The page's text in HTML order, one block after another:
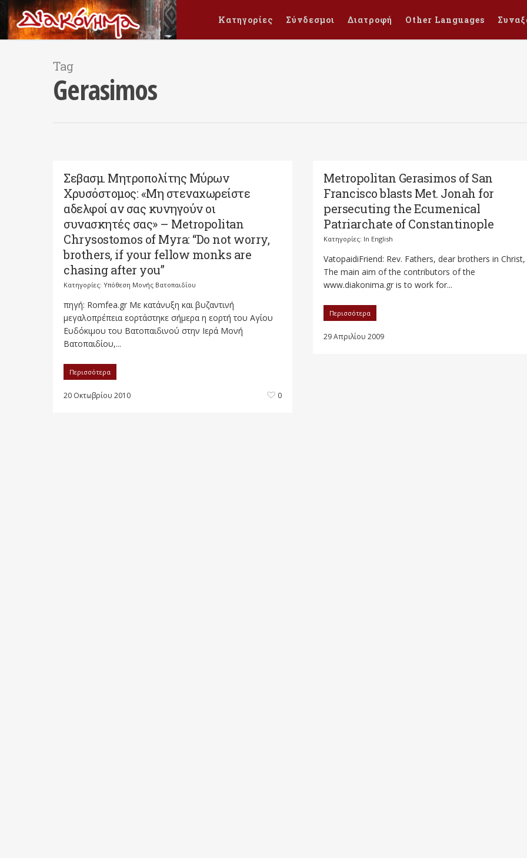
Κατηγορίες Σύνδεσμοι Διατροφή Other Languages
Tag
Gerasimos
Σεβασμ. Μητροπολίτης Μύρων
Χρυσόστομος: «Μη στεναχωρείστε
αδελφοί αν σας κυνηγούν οι
συνασκητές σας» – Metropolitan
Chrysostomos of Myra: “Do not worry,
brothers, if your fellow monks are
chasing after you”
Κατηγορίες: Υπόθεση Μονής Βατοπαιδίου
πηγή: Romfea.gr Με κατάνυξη και βυζαντινή
μεγαλοπρέπεια εορτάστηκε σήμερα η εορτή του Αγίου
Ευδόκιμου του Βατοπαιδινού στην Ιερά Μονή
Βατοπαιδίου,...
Περισσότερα
20 Οκτωβρίου 2010 0
Metropolitan Gerasimos of San
Francisco blasts Met. Jonah for
persecuting the Ecumenical
Patriarchate of Constantinople
Κατηγορίες: In English
VatopaidiFriend: Rev. Fathers, dear brothers in Christ,
The main aim of the contributors of the
www.diakonima.gr is to work for...
Περισσότερα
29 Απριλίου 2009